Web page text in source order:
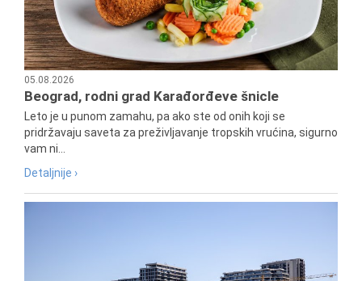
05.08.2026
Beograd, rodni grad Karađorđeve šnicle
Leto je u punom zamahu, pa ako ste od onih koji se
pridržavaju saveta za preživljavanje tropskih vrućina, sigurno
vam ni...
Detaljnije ›